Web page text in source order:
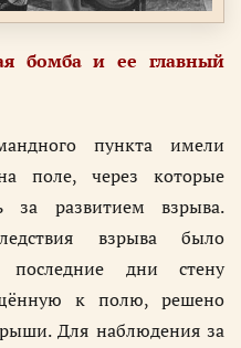
бомба и ее главный
пункта имели
поле, через которые
за развитием взрыва.
взрыва было
дни стену
к полю, решено
Для наблюдения за